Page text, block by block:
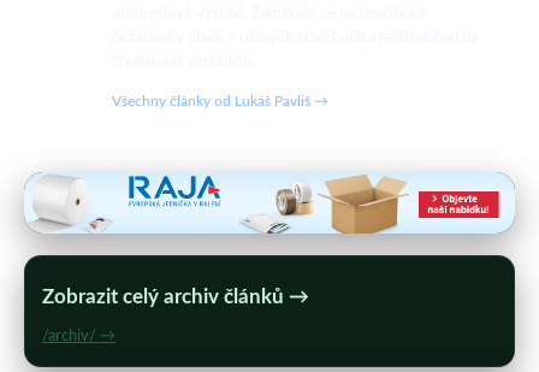
Všechny články od Lukáš Pavliš →
Zobrazit celý archiv článků →
/archiv/ →